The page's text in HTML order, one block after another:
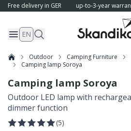
Free delivery in GER up-to-3-year
EN
Outdoor Camping Furniture
Camping lamp Soroya
Camping lamp Soroya
Outdoor LED lamp with
dimmer function
(5)